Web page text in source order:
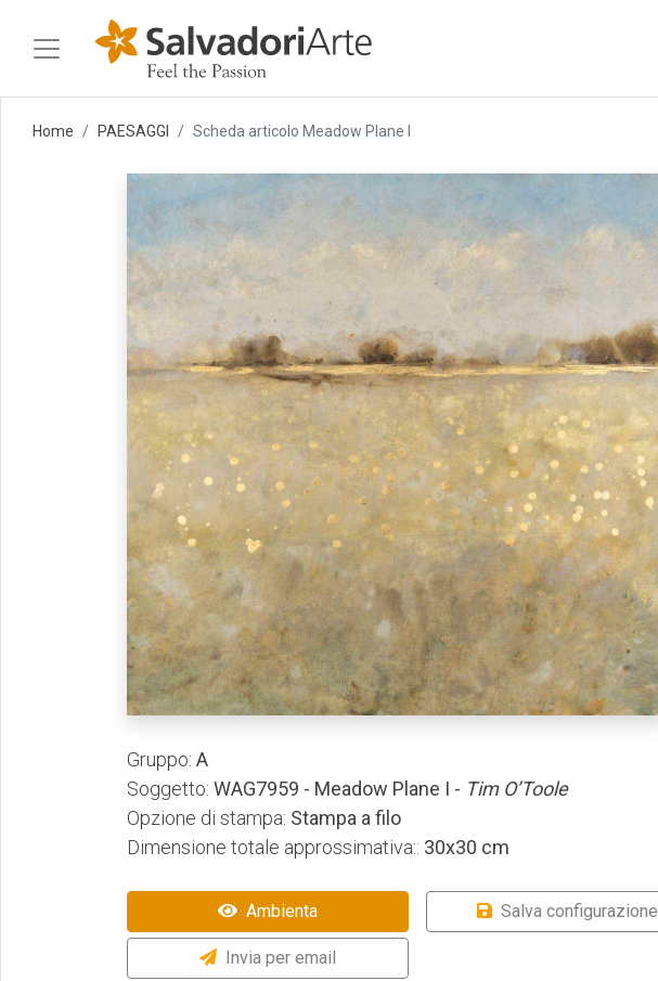
Home PAESAGGI Scheda articolo Meadow Plane I
Gruppo: A
Soggetto: WAG7959 - Meadow Plane I - Tim O’Toole
Opzione di stampa: Stampa a filo
Dimensione totale approssimativa:: 30x30 cm
Ambienta Salva configurazione
Invia per email